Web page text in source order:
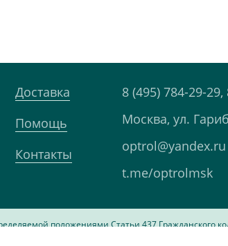
Доставка
Помощь
Контакты
8 (495) 784-29-29,
Москва, ул.
optrol@yandex.ru
t.me/optrolmsk
положениями Статьи 437 Гражданского